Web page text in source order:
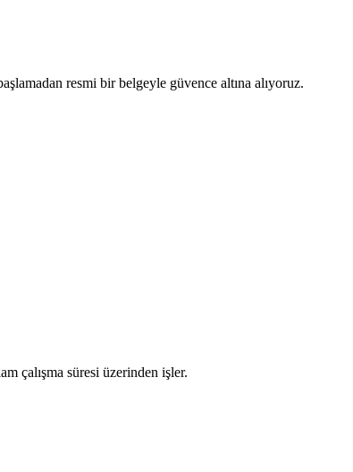
resmi bir belgeyle güvence altına alıyoruz.
çalışma süresi üzerinden işler.